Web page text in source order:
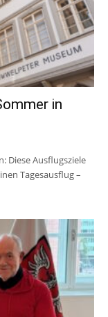
in
Diese Ausflugsziele
Tagesausflug –